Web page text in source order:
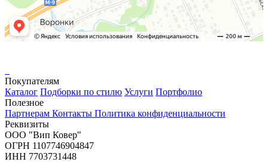
Покупателям
Каталог Подборки по стилю Услуги Портфолио
Полезное
Партнерам Контакты Политика конфиденциальности
Реквизиты
ООО "Вип Ковер"
ОГРН 1107746904847
ИНН 7703731448